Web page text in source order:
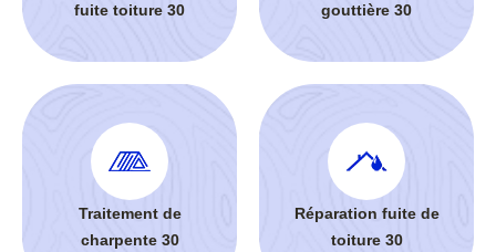
fuite toiture 30
gouttière 30
Traitement de
charpente 30
Réparation fuite de
toiture 30